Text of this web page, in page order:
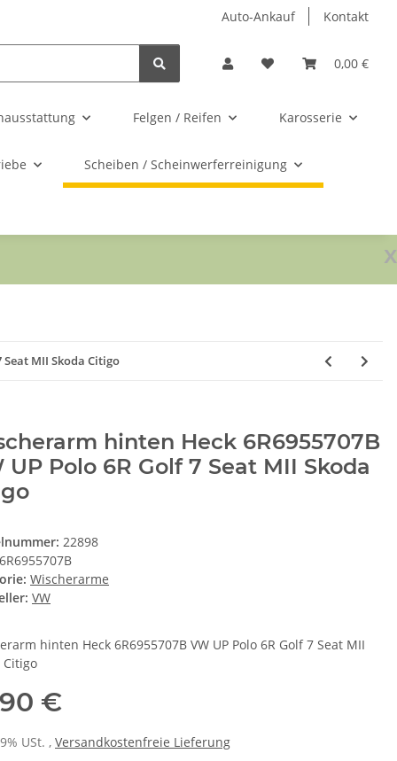
Auto-Ankauf Kontakt
0,00 €
Felgen / Reifen Karosserie
Scheiben / Scheinwerferreinigung
x
Seat MII Skoda Citigo
hinten Heck 6R6955707B
UP Polo 6R Golf 7 Seat MII Skoda
22898
6R6955707B
Wischerarme
VW
hinten Heck 6R6955707B VW UP Polo 6R Golf 7 Seat MII
Citigo
€
USt. , Versandkostenfreie Lieferung